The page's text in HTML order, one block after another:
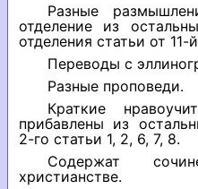
Разные
отделение из
отделения статьи от
Переводы с
Разные проповеди.
Краткие
прибавлены из
2-го статьи 1, 2, 6, 7, 8.
Содержат
христианстве.